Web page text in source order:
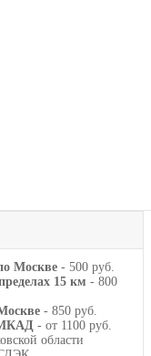
Москве - 500 руб.
15 км - 800
- 850 руб.
МКАД - от 1100 руб.
области